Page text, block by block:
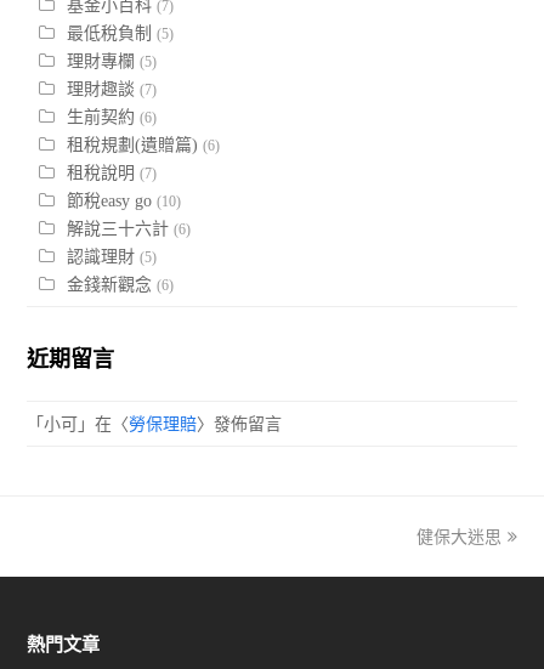
基金小百科 (7)
最低稅負制 (5)
理財專欄 (5)
理財趣談 (7)
生前契約 (6)
租稅規劃(遺贈篇) (6)
租稅說明 (7)
節稅easy go (10)
解說三十六計 (6)
認識理財 (5)
金錢新觀念 (6)
近期留言
「小可 」在〈勞保理賠〉發佈留言
next
健保大迷思
熱門文章